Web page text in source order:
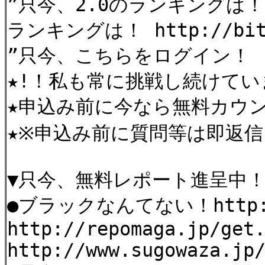
”只今、2.0のランキン
ランキングは！ http://
”只今、こちらをログイ
★!！私も常に挑戦し続けてい
★申込み前に今なら無料カウ
★※申込み前に質問等は即返
▼只今、無料レポート進呈中
●ブラックなんてない！
http://repomaga.jp/
http://